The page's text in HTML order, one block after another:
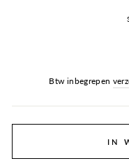
Btw inbegrepen
IN